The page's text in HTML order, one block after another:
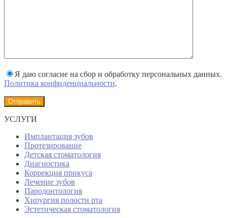
Я даю согласие на сбор и обработку персональных данных.
Политика конфиденциальности.
УСЛУГИ
Имплантация зубов
Протезирование
Детская стоматология
Диагностика
Коррекция прикуса
Лечение зубов
Пародонтология
Хирургия полости рта
Эстетическая стоматология